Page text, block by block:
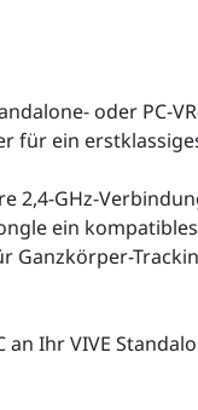
oder PC-
für ein
2,4-GHz-
ein
Ganzkörper-
an Ihr VIVE